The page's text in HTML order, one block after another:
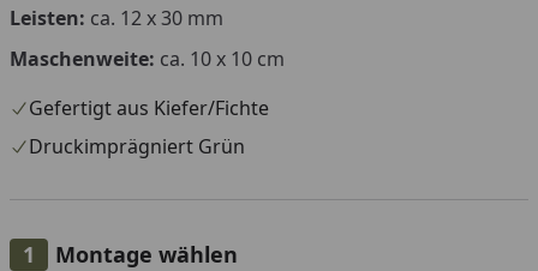
Leisten: ca. 12 x 30 mm
Maschenweite: ca. 10 x 10 cm
Gefertigt aus Kiefer/Fichte
Druckimprägniert Grün
Montage wählen